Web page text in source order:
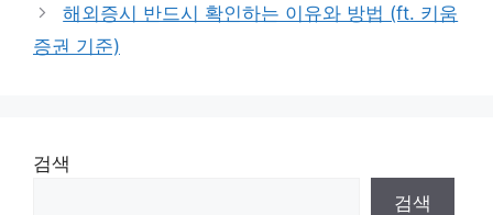
해외증시 반드시 확인하는 이유와 방법 (ft. 키움
증권 기준)
검색
검색